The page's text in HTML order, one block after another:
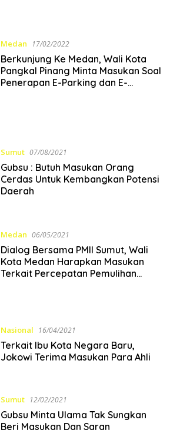
Medan 17/02/2022
Berkunjung Ke Medan, Wali Kota
Pangkal Pinang Minta Masukan Soal
Penerapan E-Parking dan E-
Sumut 07/08/2021
Gubsu : Butuh Masukan Orang
Cerdas Untuk Kembangkan Potensi
Daerah
Medan 06/05/2021
Dialog Bersama PMII Sumut, Wali
Kota Medan Harapkan Masukan
Terkait Percepatan Pemulihan
Nasional 16/04/2021
Terkait Ibu Kota Negara Baru,
Jokowi Terima Masukan Para Ahli
Sumut 12/02/2021
Gubsu Minta Ulama Tak Sungkan
Beri Masukan Dan Saran